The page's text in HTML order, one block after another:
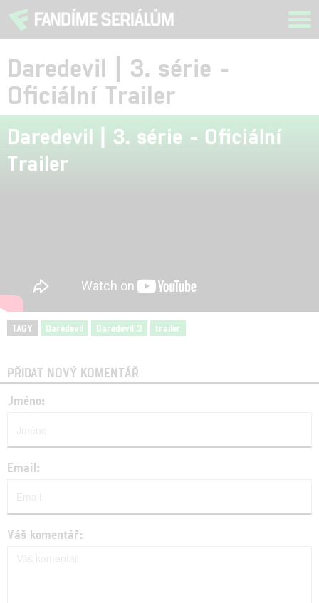
Daredevil | 3. série -
Oficiální Trailer
Daredevil | 3. série - Oficiální
Trailer
TAGY Daredevil Daredevil 3 trailer
PŘIDAT NOVÝ KOMENTÁŘ
Jméno:
Email:
Váš komentář: